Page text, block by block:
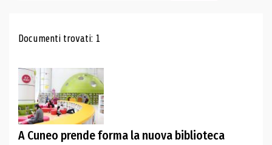
Risultati di ricerca
Documenti trovati: 1
A Cuneo prende forma la nuova biblioteca